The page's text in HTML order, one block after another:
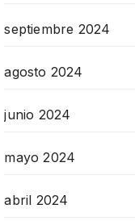
septiembre 2024
agosto 2024
junio 2024
mayo 2024
abril 2024